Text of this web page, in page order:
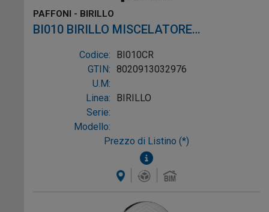
PAFFONI - BIRILLO
BI010 BIRILLO MISCELATORE
MONOCOMANDO INCASSO DOCCIA
Codice:
BI010CR
GTIN: 8020913032976
U.M:
Linea:
BIRILLO
Serie:
Modello:
Prezzo di Listino (*)